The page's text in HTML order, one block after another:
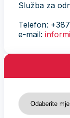
Služba za
Telefon:
e-mail:
Arhiva